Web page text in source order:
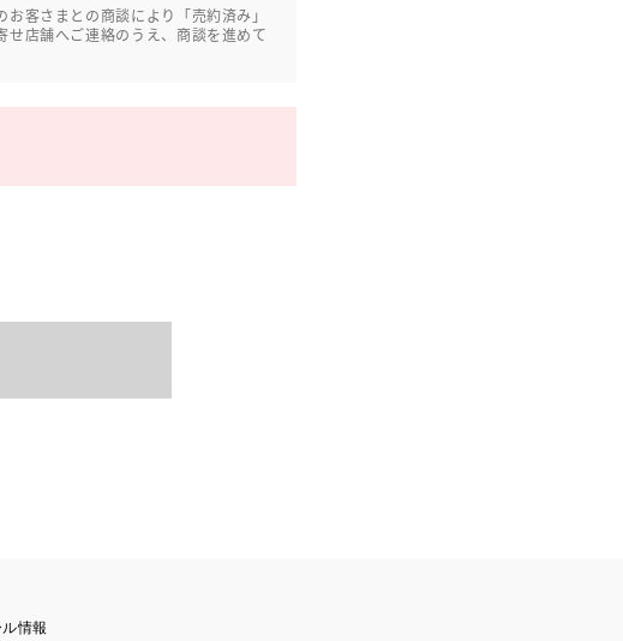
客さまとの商談により「売約済み」
店舗へご連絡のうえ、商談を進めて
情報